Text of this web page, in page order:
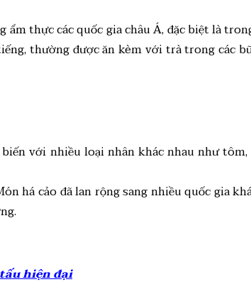
thực các quốc gia châu Á, đặc biệt là
thường được ăn kèm với trà trong các
với nhiều loại nhân khác nhau như
há cảo đã lan rộng sang nhiều quốc gia
hiện đại